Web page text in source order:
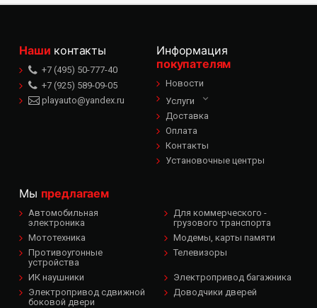
Наши контакты
+7 (495) 50-777-40
+7 (925) 589-09-05
playauto@yandex.ru
Информация
покупателям
Новости
Услуги
Доставка
Оплата
Контакты
Установочные центры
Мы предлагаем
Автомобильная
электроника
Для коммерческого -
грузового транспорта
Мототехника
Модемы, карты памяти
Противоугонные
устройства
Телевизоры
ИК наушники
Электропривод багажника
Электропривод сдвижной
боковой двери
Доводчики дверей